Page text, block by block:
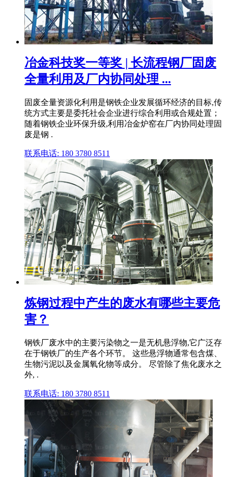
冶金科技奖一等奖 | 长流程钢厂固废
全量利用及厂内协同处理 ...
固废全量资源化利用是钢铁企业发展循环经济的目标,传
统方式主要是委托社会企业进行综合利用或合规处置；
随着钢铁企业环保升级,利用冶金炉窑在厂内协同处理固
废是钢 .
联系电话: 180 3780 8511
炼钢过程中产生的废水有哪些主要危
害？
钢铁厂废水中的主要污染物之一是无机悬浮物,它广泛存
在于钢铁厂的生产各个环节。 这些悬浮物通常包含煤、
生物污泥以及金属氧化物等成分。 尽管除了焦化废水之
外, .
联系电话: 180 3780 8511